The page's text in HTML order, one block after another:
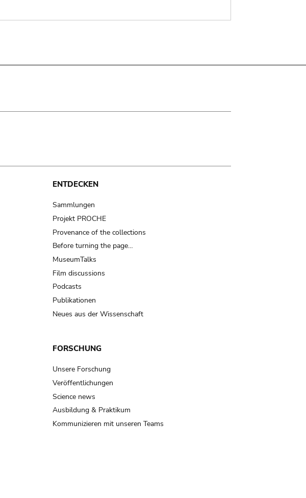
ENTDECKEN
Sammlungen
Projekt PROCHE
Provenance of the collections
Before turning the page…
MuseumTalks
Film discussions
Podcasts
Publikationen
Neues aus der Wissenschaft
FORSCHUNG
Unsere Forschung
Veröffentlichungen
Science news
Ausbildung & Praktikum
Kommunizieren mit unseren Teams